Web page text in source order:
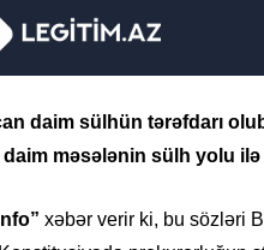
daim sülhün tərəfdarı
məsələnin sülh yolu
xəbər verir ki, bu sözləri